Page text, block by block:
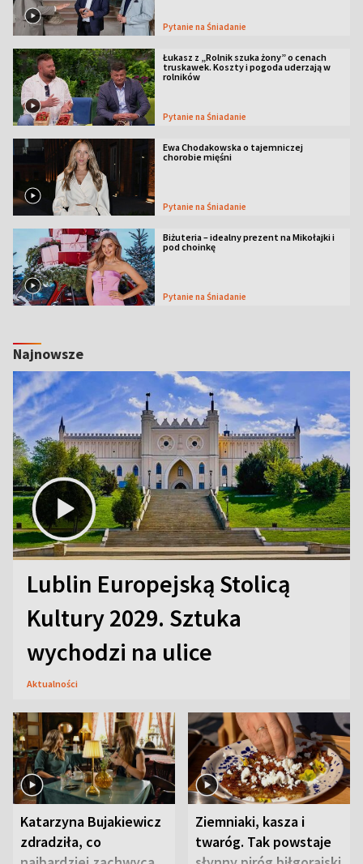
Pytanie na Śniadanie
Łukasz z „Rolnik szuka żony” o cenach
truskawek. Koszty i pogoda uderzają w
rolników
Pytanie na Śniadanie
Ewa Chodakowska o tajemniczej
chorobie mięśni
Pytanie na Śniadanie
Biżuteria – idealny prezent na Mikołajki i
pod choinkę
Pytanie na Śniadanie
Najnowsze
Lublin Europejską Stolicą
Kultury 2029. Sztuka
wychodzi na ulice
Aktualności
Katarzyna Bujakiewicz
zdradziła, co
Ziemniaki, kasza i
twaróg. Tak powstaje